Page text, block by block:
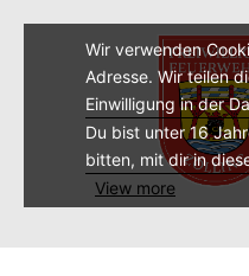
Wir verwenden
Adresse. Wir teilen
Einwilligung in der
Du bist unter 16
bitten, mit dir in
View more